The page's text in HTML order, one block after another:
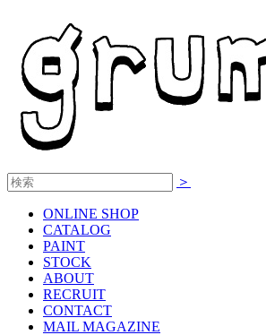
＞
ONLINE SHOP
CATALOG
PAINT
STOCK
ABOUT
RECRUIT
CONTACT
MAIL MAGAZINE